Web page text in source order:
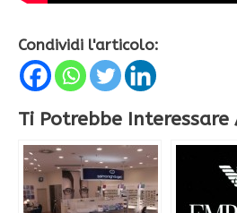
Condividi l'articolo:
Ti Potrebbe Interessare